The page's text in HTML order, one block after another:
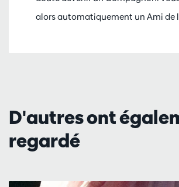
alors automatiquement un Ami de
D'autres ont
regardé